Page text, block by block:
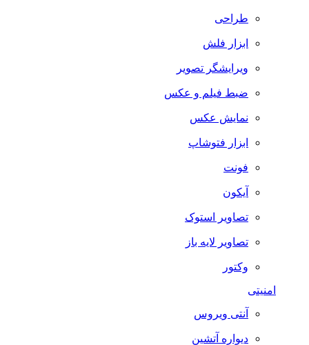
طراحی
ابزار فلش
ویرایشگر تصویر
ضبط فيلم و عكس
نمایش عکس
ابزار فتوشاپ
فونت
آیکون
تصاویر استوک
تصاویر لایه باز
وکتور
امنیتی
آنتی ویروس
دیواره آتشین